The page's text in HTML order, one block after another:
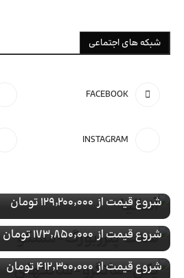
شبکه های اجتماعی
FACEBOOK
INSTAGRAM
شروع قیمت از ۱۲۹٬۲۰۰٬۰۰۰ تومان
با پرواز
شروع قیمت از۱۷۳٬۸۵۰٬۰۰۰ تومان
تور ویژهچین
رزرو تور پکن-هانگزو-شانگهای
با پرواز
شروع قیمت از۴۱۲٬۳۰۰٬۰۰۰ تومان
تور ویژهترکیه
رزرو تور کوش اداسی
با پرواز